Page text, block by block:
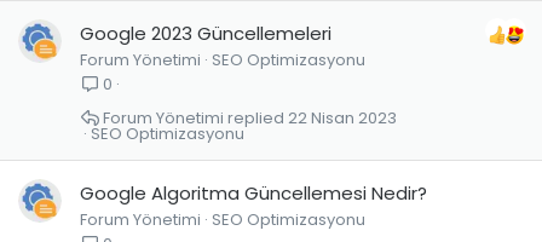
Google 2023 Güncellemeleri
Forum Yönetimi SEO Optimizasyonu
0
SEO Optimizasyonu
22 Nisan 2023
Forum Yönetimi
Google Algoritma Güncellemesi Nedir?
Forum Yönetimi SEO Optimizasyonu